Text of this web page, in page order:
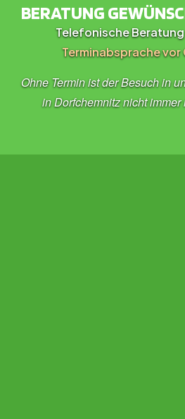
BERATUNG
Telefonische
Terminabsprache vor
Ohne Termin ist der Besuch in
in Dorfchemnitz nicht immer